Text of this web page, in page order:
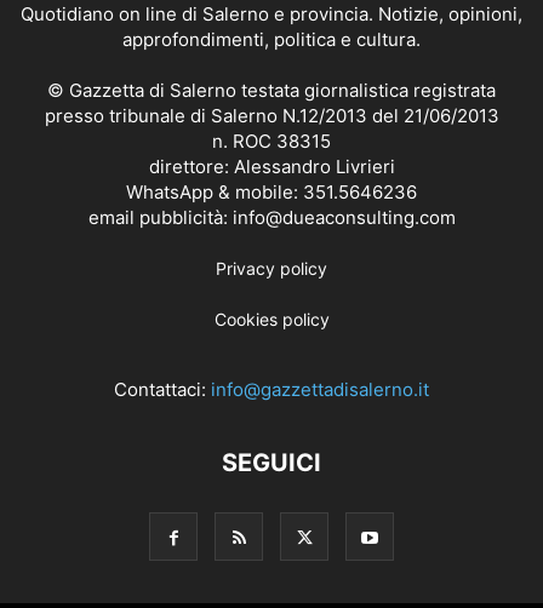
Quotidiano on line di Salerno e provincia. Notizie, opinioni,
approfondimenti, politica e cultura.
© Gazzetta di Salerno testata giornalistica registrata
presso tribunale di Salerno N.12/2013 del 21/06/2013
n. ROC 38315
direttore: Alessandro Livrieri
WhatsApp & mobile: 351.5646236
email pubblicità: info@dueaconsulting.com
Privacy policy
Cookies policy
Contattaci: info@gazzettadisalerno.it
SEGUICI